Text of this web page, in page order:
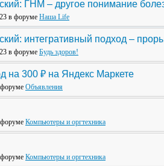
ГНМ – другое понимание
в форуме Наша Life
интегративный подход –
в форуме Будь здоров!
на 300 ₽ на Яндекс Маркете
Объявления
Компьютеры и оргтехника
Компьютеры и оргтехника